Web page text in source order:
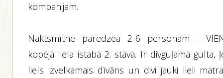
kompanijam.
Naktsmītne paredzēa 2-6 personām -
kopējā liela istabā 2. stāvā. Ir divguļamā gulta,
liels izvelkamais dīvāns un divi jauki lieli